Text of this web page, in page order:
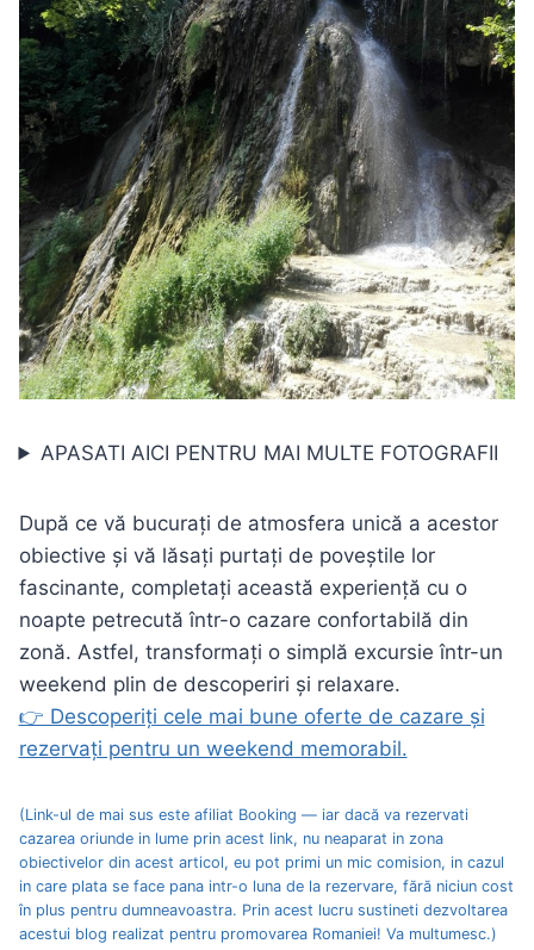
APASATI AICI PENTRU MAI MULTE FOTOGRAFII
După ce vă bucurați de atmosfera unică a acestor
obiective și vă lăsați purtați de poveștile lor
fascinante, completați această experiență cu o
noapte petrecută într-o cazare confortabilă din
zonă. Astfel, transformați o simplă excursie într-un
weekend plin de descoperiri și relaxare.
👉 Descoperiți cele mai bune oferte de cazare și
rezervați pentru un weekend memorabil.
(Link-ul de mai sus este afiliat Booking — iar dacă va rezervati
cazarea oriunde in lume prin acest link, nu neaparat in zona
obiectivelor din acest articol, eu pot primi un mic comision, in cazul
in care plata se face pana intr-o luna de la rezervare, fără niciun cost
în plus pentru dumneavoastra. Prin acest lucru sustineti dezvoltarea
acestui blog realizat pentru promovarea Romaniei! Va multumesc.)